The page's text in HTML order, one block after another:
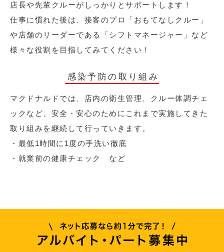
店長や先輩クルーがしっかりとサポートします！
仕事に慣れた後は、接客のプロ「おもてなしクルー」
や店舗のリーダーである「シフトマネージャー」など
様々な役割を目指してみてください！
感染予防の取り組み
マクドナルドでは、店内の衛生管理、クルー体調チェ
ックなど、安全・安心のためにこれまで実施してきた
取り組みを継続して行っていきます。
・最低1時間に1度の手洗い徹底
・就業前の健康チェック など